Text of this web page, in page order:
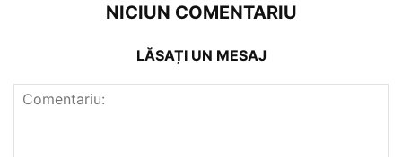
NICIUN COMENTARIU
LĂSAȚI UN MESAJ